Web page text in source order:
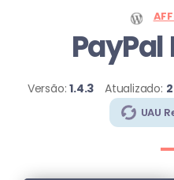
Versão:1.4.3 Atualizado:
UAU